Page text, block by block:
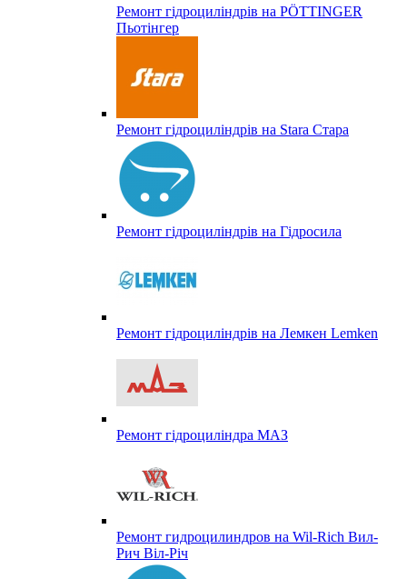
Ремонт гідроциліндрів на PÖTTINGER
Пьотінгер
Ремонт гідроциліндрів на Stara Стара
Ремонт гідроциліндрів на Гідросила
Ремонт гідроциліндрів на Лемкен Lemken
Ремонт гідроциліндра МАЗ
Ремонт гидроцилиндров на Wil-Rich Вил-
Рич Віл-Річ